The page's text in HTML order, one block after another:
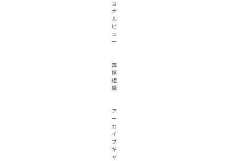
ョ
ナ
ル
ビ
ュ
ー
国
際
組
織
ア
ー
カ
イ
ブ
ギ
ャ